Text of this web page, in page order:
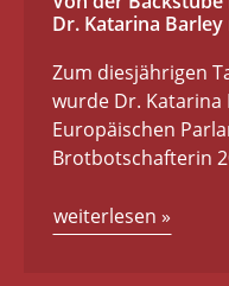
Dr. Katarina
Zum diesjährigen
wurde Dr. Katarina
Europäischen
Brotbotschafterin
weiterlesen »